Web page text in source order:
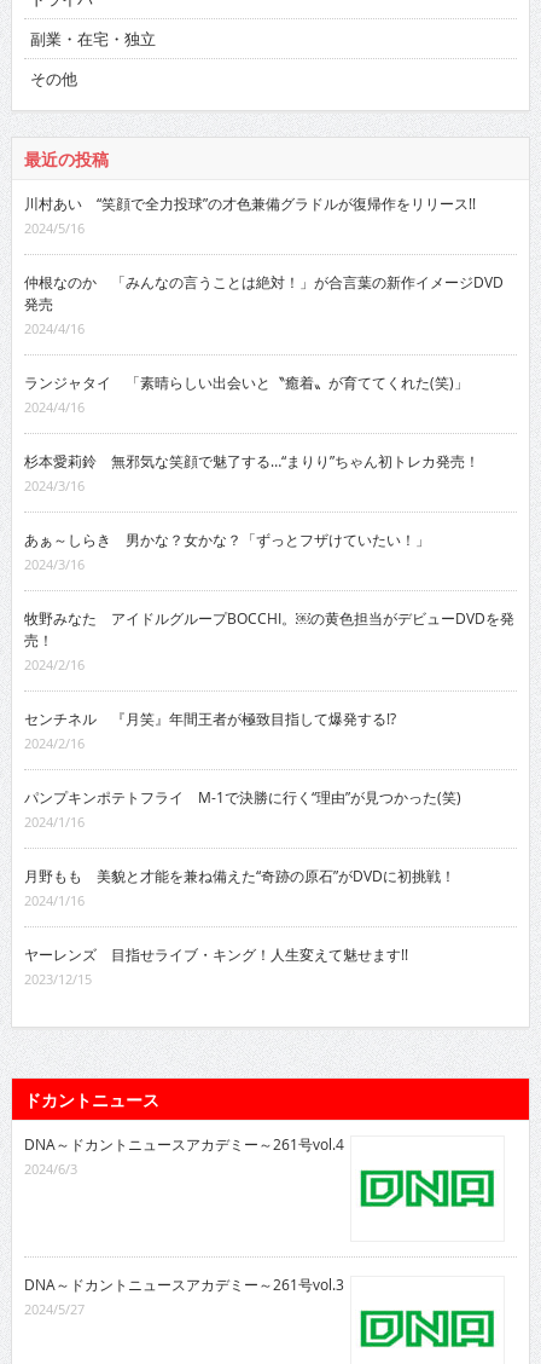
副業・在宅・独立
その他
最近の投稿
川村あい “笑顔で全力投球”の才色兼備グラドルが復帰作をリリース!!
2024/5/16
仲根なのか 「みんなの言うことは絶対！」が合言葉の新作イメージDVD
発売
2024/4/16
ランジャタイ 「素晴らしい出会いと〝癒着〟が育ててくれた(笑)」
2024/4/16
杉本愛莉鈴 無邪気な笑顔で魅了する…“まりり”ちゃん初トレカ発売！
2024/3/16
あぁ～しらき 男かな？女かな？「ずっとフザけていたい！」
2024/3/16
牧野みなた アイドルグループBOCCHI。￼の黄色担当がデビューDVDを発
売！
2024/2/16
センチネル 『月笑』年間王者が極致目指して爆発する!?
2024/2/16
パンプキンポテトフライ M-1で決勝に行く“理由”が見つかった(笑)
2024/1/16
月野もも 美貌と才能を兼ね備えた“奇跡の原石”がDVDに初挑戦！
2024/1/16
ヤーレンズ 目指せライブ・キング！人生変えて魅せます!!
2023/12/15
ドカントニュース
DNA～ドカントニュースアカデミー～261号vol.4
2024/6/3
DNA～ドカントニュースアカデミー～261号vol.3
2024/5/27